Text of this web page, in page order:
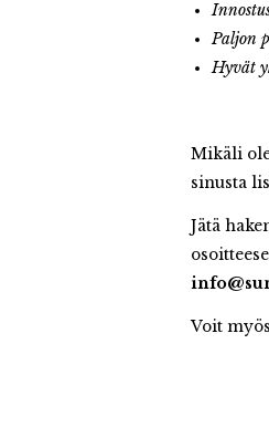
Paljon
Hyvät
Mikäli
sinusta
Jätä
Voit